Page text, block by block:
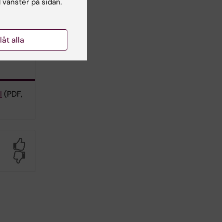
(PDF,
alla